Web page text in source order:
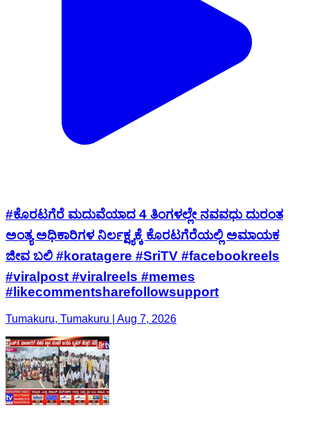
#ಕೊರಟಗೆರೆ ಮದುವೆಯಾದ 4 ತಿಂಗಳಲ್ಲೇ ನವವಧು ದುರಂತ
ಅಂತ್ಯ ಅಧಿಕಾರಿಗಳ ನಿರ್ಲಕ್ಷ್ಯಕ್ಕೆ ಕೊರಟಗೆರೆಯಲ್ಲಿ ಅಮಾಯಕ
ಜೀವ ಬಲಿ #koratagere #SriTV #facebookreels
#viralpost #viralreels #memes
#likecommentsharefollowsupport
Tumakuru, Tumakuru | Aug 7, 2026